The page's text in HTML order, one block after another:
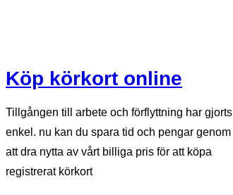
Köp körkort online
Tillgången till arbete och förflyttning har gjorts
enkel. nu kan du spara tid och pengar genom
att dra nytta av vårt billiga pris för att köpa
registrerat körkort